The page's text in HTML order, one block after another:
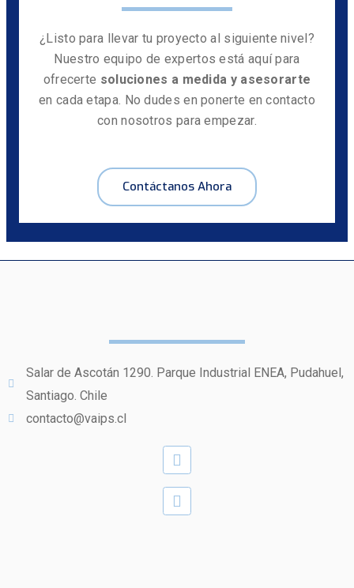
¿Listo para llevar tu proyecto al siguiente nivel?
Nuestro equipo de expertos está aquí para
ofrecerte soluciones a medida y asesorarte
en cada etapa. No dudes en ponerte en contacto
con nosotros para empezar.
Contáctanos Ahora
Salar de Ascotán 1290. Parque Industrial ENEA, Pudahuel,
Santiago. Chile
contacto@vaips.cl
Map-
marker-
alt
Linkedin